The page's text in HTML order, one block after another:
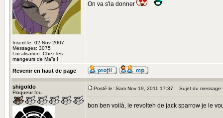
Inscrit le: 02 Nov 2007
Messages: 3075
Localisation: Chez les
mangeurs de Maïs !
On va s'la donner
Revenir en haut de page
shigoldo
Floqueur fou
Posté le: Sam Nov 19, 2011 17:37 Sujet du message:
bon ben voilà, le revolteh de jack sparrow je le